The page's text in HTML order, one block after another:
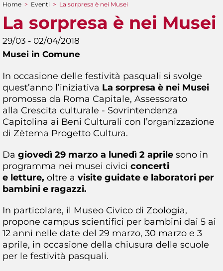
Tu sei qui
Home > Eventi > La sorpresa è nei Musei
La sorpresa è nei Musei
29/03 - 02/04/2018
Musei in Comune
In occasione delle festività pasquali si svolge
quest’anno l’iniziativa La sorpresa è nei Musei
promossa da Roma Capitale, Assessorato
alla Crescita culturale - Sovrintendenza
Capitolina ai Beni Culturali con l’organizzazione
di Zètema Progetto Cultura.
Da giovedì 29 marzo a lunedì 2 aprile sono in
programma nei musei civici concerti
e letture, oltre a visite guidate e laboratori per
bambini e ragazzi.
In particolare, il Museo Civico di Zoologia,
propone campus scientifici per bambini dai 5 ai
12 anni nelle date del 29 marzo, 30 marzo e 3
aprile, in occasione della chiusura delle scuole
per le festività pasquali.